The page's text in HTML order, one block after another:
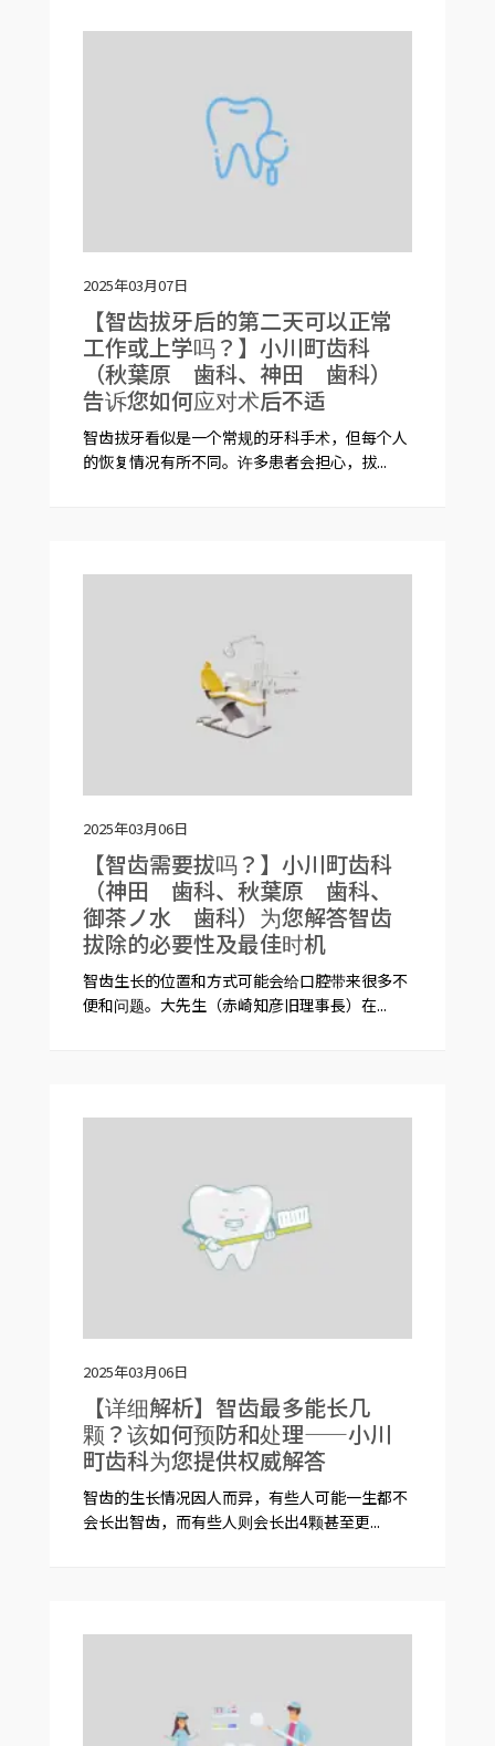
2025年03月07日
【智齿拔牙后的第二天可以正常
工作或上学吗？】小川町齿科
（秋葉原 歯科、神田 歯科）
告诉您如何应对术后不适
智齿拔牙看似是一个常规的牙科手术，但每个人
的恢复情况有所不同。许多患者会担心，拔...
2025年03月06日
【智齿需要拔吗？】小川町齿科
（神田 歯科、秋葉原 歯科、
御茶ノ水 歯科）为您解答智齿
拔除的必要性及最佳时机
智齿生长的位置和方式可能会给口腔带来很多不
便和问题。大先生（赤崎知彦旧理事長）在...
2025年03月06日
【详细解析】智齿最多能长几
颗？该如何预防和处理——小川
町齿科为您提供权威解答
智齿的生长情况因人而异，有些人可能一生都不
会长出智齿，而有些人则会长出4颗甚至更...